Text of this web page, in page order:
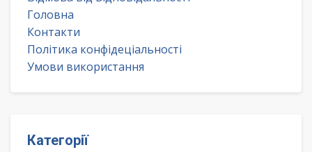
Головна
Контакти
Політика конфідеціальності
Умови використання
Категорії